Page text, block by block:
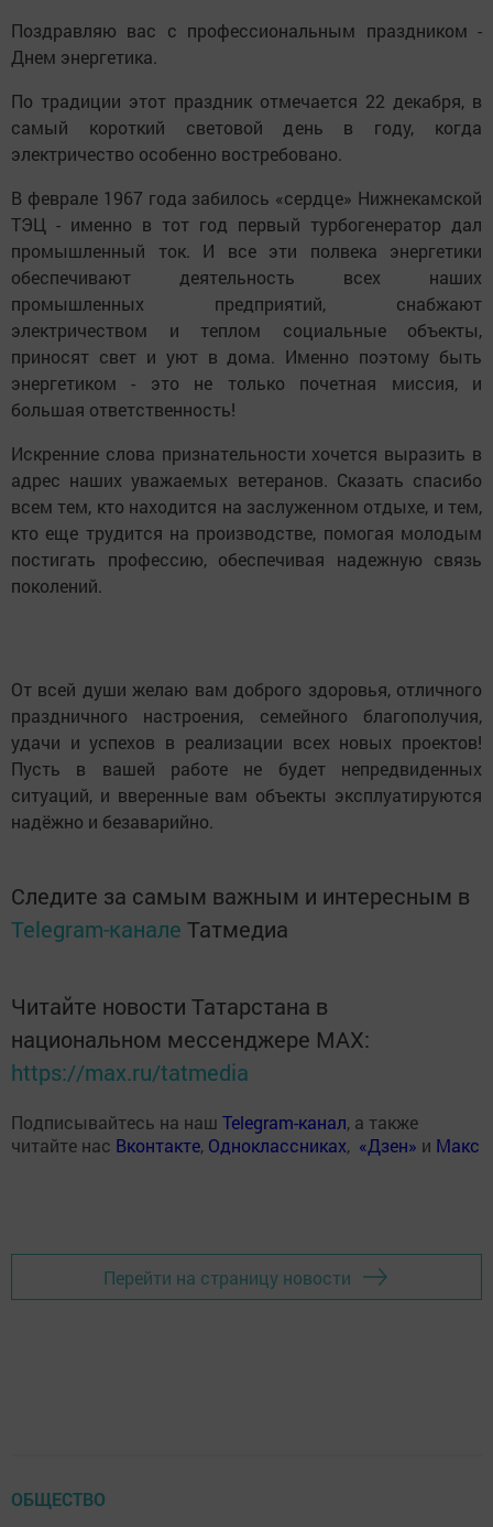
Поздравляю вас с профессиональным праздником -
Днем энергетика.
По традиции этот праздник отмечается 22 декабря, в
самый короткий световой день в году, когда
электричество особенно востребовано.
В феврале 1967 года забилось «сердце» Нижнекамской
ТЭЦ - именно в тот год первый турбогенератор дал
промышленный ток. И все эти полвека энергетики
обеспечивают деятельность всех наших
промышленных предприятий, снабжают
электричеством и теплом социальные объекты,
приносят свет и уют в дома. Именно поэтому быть
энергетиком - это не только почетная миссия, и
большая ответственность!
Искренние слова признательности хочется выразить в
адрес наших уважаемых ветеранов. Сказать спасибо
всем тем, кто находится на заслуженном отдыхе, и тем,
кто еще трудится на производстве, помогая молодым
постигать профессию, обеспечивая надежную связь
поколений.
От всей души желаю вам доброго здоровья, отличного
праздничного настроения, семейного благополучия,
удачи и успехов в реализации всех новых проектов!
Пусть в вашей работе не будет непредвиденных
ситуаций, и вверенные вам объекты эксплуатируются
надёжно и безаварийно.
Следите за самым важным и интересным в
Telegram-канале Татмедиа
Читайте новости Татарстана в
национальном мессенджере MАХ:
https://max.ru/tatmedia
Подписывайтесь на наш Telegram-канал, а также
читайте нас Вконтакте, Одноклассниках, «Дзен» и Макс
Перейти на страницу новости
ОБЩЕСТВО